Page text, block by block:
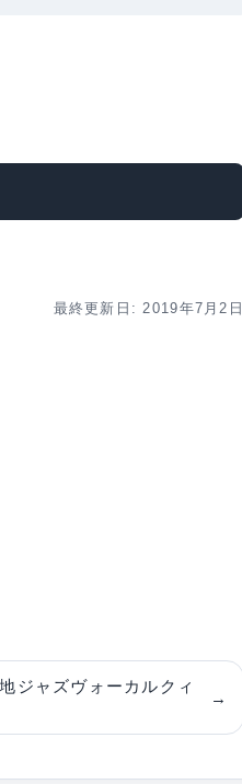
最終更新日: 2019年7月2日
ジャズヴォーカルクィ
→